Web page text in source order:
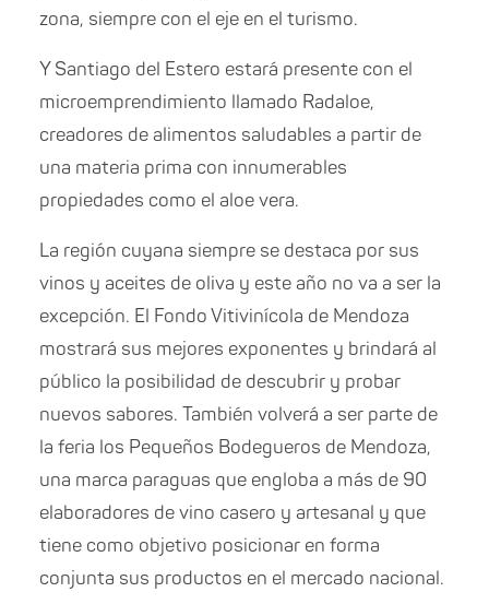
zona, siempre con el eje en el turismo.
Y Santiago del Estero estará presente con el
microemprendimiento llamado Radaloe,
creadores de alimentos saludables a partir de
una materia prima con innumerables
propiedades como el aloe vera.
La región cuyana siempre se destaca por sus
vinos y aceites de oliva y este año no va a ser la
excepción. El Fondo Vitivinícola de Mendoza
mostrará sus mejores exponentes y brindará al
público la posibilidad de descubrir y probar
nuevos sabores. También volverá a ser parte de
la feria los Pequeños Bodegueros de Mendoza,
una marca paraguas que engloba a más de 90
elaboradores de vino casero y artesanal y que
tiene como objetivo posicionar en forma
conjunta sus productos en el mercado nacional.